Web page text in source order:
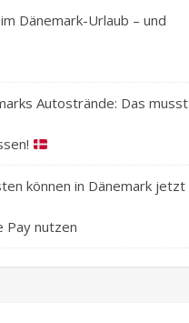
Dänemark-Urlaub – und
Autostrände: Das musst
können in Dänemark jetzt
Pay nutzen